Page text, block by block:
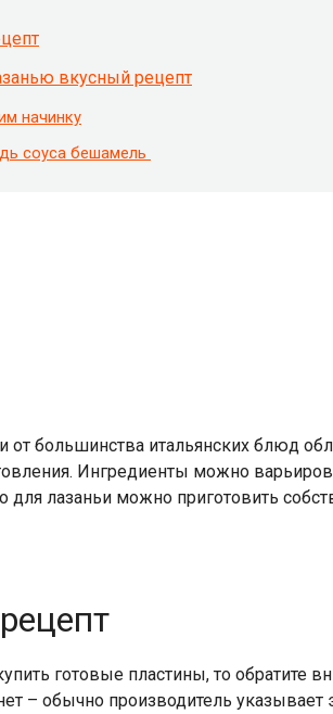
вкусный рецепт
начинку
соуса бешамель
от большинства итальянских блюд
Ингредиенты можно
для лазаньи можно приготовить
готовые пластины, то обратите
– обычно производитель